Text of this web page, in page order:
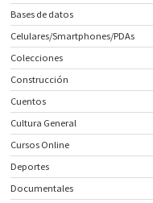
Bases de datos
Celulares/Smartphones/PDAs
Colecciones
Construcción
Cuentos
Cultura General
Cursos Online
Deportes
Documentales